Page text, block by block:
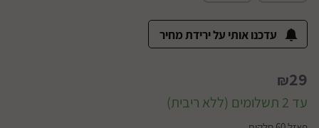
עדכנו אותי על ירידת מחיר
₪29
עד 2 תשלומים (ללא ריבית)